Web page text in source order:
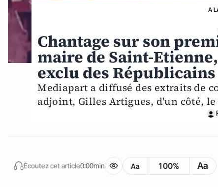
A
Chantage sur son
maire de Saint-
exclu des Républicains
Mediapart a diffusé des extraits de
adjoint, Gilles Artigues, d'un côté,
Écoutez cet article0:00min Aa 100% Aa